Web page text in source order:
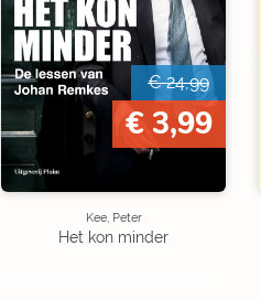
€ 24,99
€ 3,99
Kee, Peter
Het kon minder